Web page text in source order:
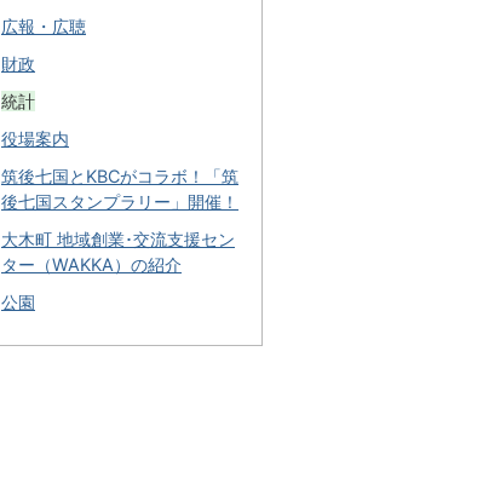
広報・広聴
財政
統計
役場案内
筑後七国とKBCがコラボ！「筑
後七国スタンプラリー」開催！
大木町 地域創業･交流支援セン
ター（WAKKA）の紹介
公園